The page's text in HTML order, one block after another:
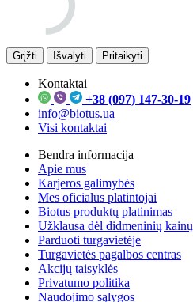
Grįžti Išvalyti Pritaikyti
Kontaktai
+38 (097) 147-30-19
info@biotus.ua
Visi kontaktai
Bendra informacija
Apie mus
Karjeros galimybės
Mes oficialūs platintojai
Biotus produktų platinimas
Užklausa dėl didmeninių kainų
Parduoti turgavietėje
Turgavietės pagalbos centras
Akcijų taisyklės
Privatumo politika
Naudojimo sąlygos